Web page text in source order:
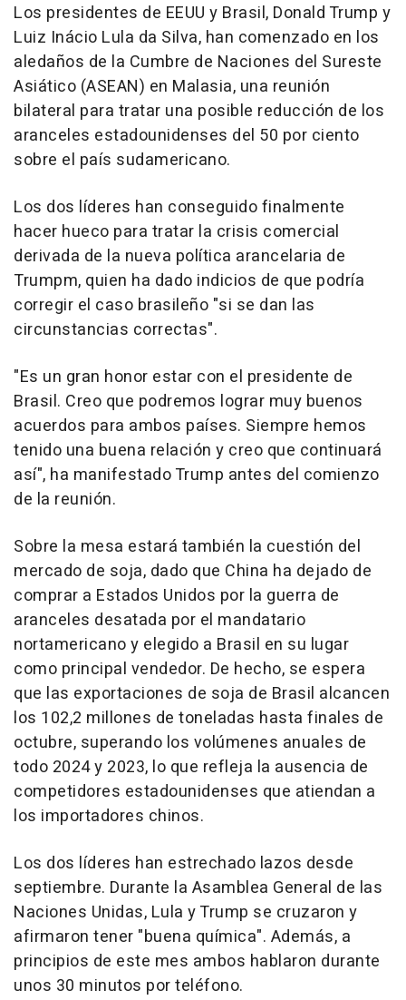
Los presidentes de EEUU y Brasil, Donald Trump y
Luiz Inácio Lula da Silva, han comenzado en los
aledaños de la Cumbre de Naciones del Sureste
Asiático (ASEAN) en Malasia, una reunión
bilateral para tratar una posible reducción de los
aranceles estadounidenses del 50 por ciento
sobre el país sudamericano.
Los dos líderes han conseguido finalmente
hacer hueco para tratar la crisis comercial
derivada de la nueva política arancelaria de
Trumpm, quien ha dado indicios de que podría
corregir el caso brasileño "si se dan las
circunstancias correctas".
"Es un gran honor estar con el presidente de
Brasil. Creo que podremos lograr muy buenos
acuerdos para ambos países. Siempre hemos
tenido una buena relación y creo que continuará
así", ha manifestado Trump antes del comienzo
de la reunión.
Sobre la mesa estará también la cuestión del
mercado de soja, dado que China ha dejado de
comprar a Estados Unidos por la guerra de
aranceles desatada por el mandatario
nortamericano y elegido a Brasil en su lugar
como principal vendedor. De hecho, se espera
que las exportaciones de soja de Brasil alcancen
los 102,2 millones de toneladas hasta finales de
octubre, superando los volúmenes anuales de
todo 2024 y 2023, lo que refleja la ausencia de
competidores estadounidenses que atiendan a
los importadores chinos.
Los dos líderes han estrechado lazos desde
septiembre. Durante la Asamblea General de las
Naciones Unidas, Lula y Trump se cruzaron y
afirmaron tener "buena química". Además, a
principios de este mes ambos hablaron durante
unos 30 minutos por teléfono.